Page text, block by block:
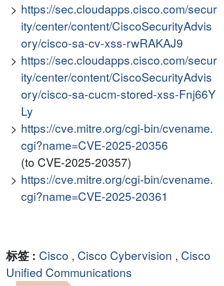
https://sec.cloudapps.cisco.com/secur
ity/center/content/CiscoSecurityAdvis
ory/cisco-sa-cv-xss-rwRAKAJ9
https://sec.cloudapps.cisco.com/secur
ity/center/content/CiscoSecurityAdvis
ory/cisco-sa-cucm-stored-xss-Fnj66Y
Ly
https://cve.mitre.org/cgi-bin/cvename.
cgi?name=CVE-2025-20356
(to CVE-2025-20357)
https://cve.mitre.org/cgi-bin/cvename.
cgi?name=CVE-2025-20361
标签 : Cisco , Cisco Cybervision , Cisco
Unified Communications